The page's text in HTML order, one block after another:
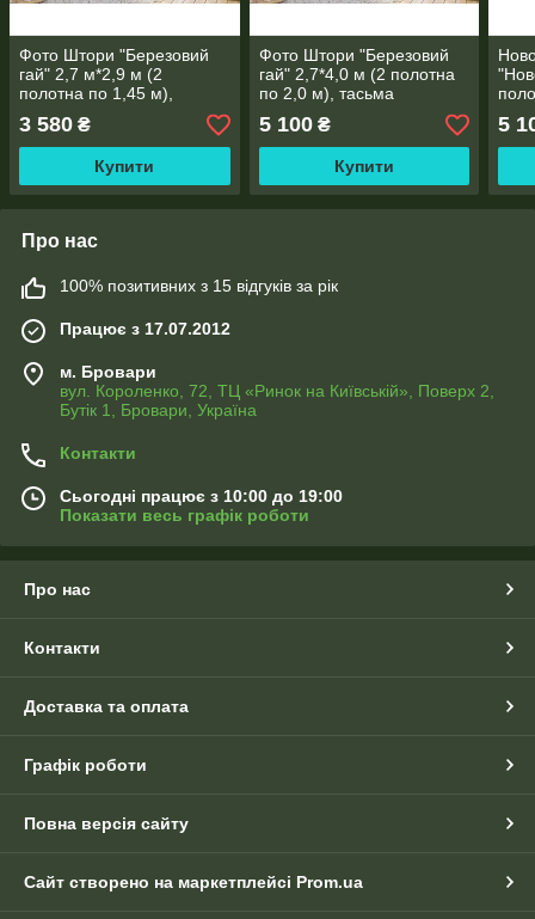
Фото Штори "Березовий
гай" 2,7 м*2,9 м (2
полотна по 1,45 м),
тасьма
3 580 ₴
Купити
Фото Штори "Березовий
гай" 2,7*4,0 м (2 полотна
по 2,0 м), тасьма
5 100₴
Купити
5
Про нас
100% позитивних з 15 відгуків за рік
Працює з 17.07.2012
м. Бровари
вул. Короленко, 72, ТЦ «Ринок на Київській», Поверх 2,
Бутік 1, Бровари, Україна
Контакти
Сьогодні працює з 10:00 до 19:00
Показати весь графік роботи
Про нас
Контакти
Доставка та оплата
Графік роботи
Повна версія сайту
Сайт створено на маркетплейсі Prom.ua